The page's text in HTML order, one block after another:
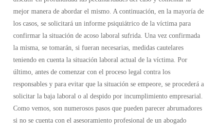
mejor manera de abordar el mismo. A continuación, en la mayoría de
los casos, se solicitará un informe psiquiátrico de la víctima para
confirmar la situación de acoso laboral sufrida. Una vez confirmada
la misma, se tomarán, si fueran necesarias, medidas cautelares
teniendo en cuenta la situación laboral actual de la víctima. Por
último, antes de comenzar con el proceso legal contra los
responsables y para evitar que la situación se empeore, se procederá a
solicitar la baja laboral o al despido por incumplimiento empresarial.
Como vemos, son numerosos pasos que pueden parecer abrumadores
si no se cuenta con el asesoramiento profesional de un abogado